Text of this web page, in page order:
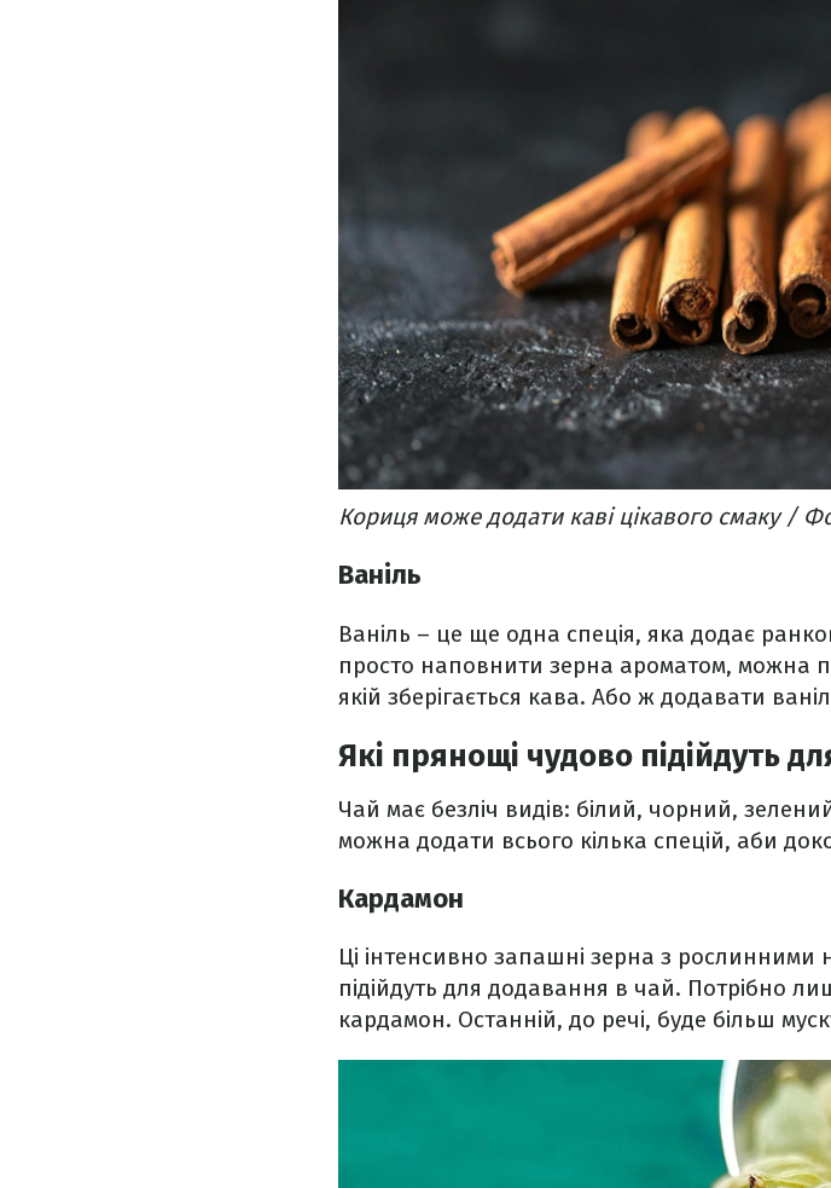
Кориця може додати каві цікавого смаку /
Ваніль
Ваніль – це ще одна спеція, яка додає
просто наповнити зерна ароматом, можна
якій зберігається кава. Або ж додавати
Які прянощі чудово підійдуть
Чай має безліч видів: білий, чорний,
можна додати всього кілька спецій, аби
Кардамон
Ці інтенсивно запашні зерна з
підійдуть для додавання в чай. Потрібно
кардамон. Останній, до речі, буде більш